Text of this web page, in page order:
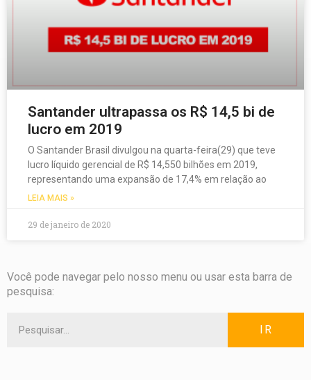
Santander ultrapassa os R$ 14,5 bi de
lucro em 2019
O Santander Brasil divulgou na quarta-feira(29) que teve
lucro líquido gerencial de R$ 14,550 bilhões em 2019,
representando uma expansão de 17,4% em relação ao
LEIA MAIS »
29 de janeiro de 2020
Você pode navegar pelo nosso menu ou usar esta barra de
pesquisa:
IR